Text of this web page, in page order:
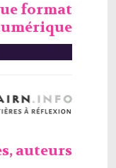
format
auteurs